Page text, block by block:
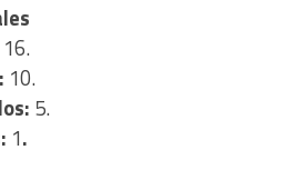
16.
10.
5.
1.